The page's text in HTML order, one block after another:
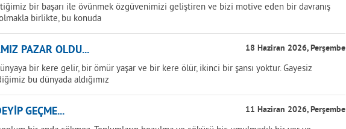
bir başarı ile övünmek özgüvenimizi geliştiren ve bizi motive eden bir davranış
birlikte, bu konuda
PAZAR OLDU... 18 Haziran 2026, Perşembe
bir kere gelir, bir ömür yaşar ve bir kere ölür, ikinci bir şansı yoktur. Gayesiz
bu dünyada aldığımız
GEÇME... 11 Haziran 2026, Perşembe